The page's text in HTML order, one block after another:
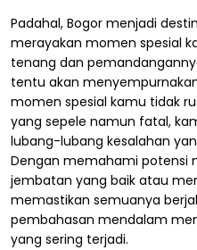
Padahal, Bogor menjadi
merayakan momen spesial
tenang dan
tentu akan
momen spesial kamu tidak
yang sepele namun fatal,
lubang-lubang kesalahan
Dengan memahami potensi
jembatan yang baik atau
memastikan semuanya
pembahasan mendalam
yang sering terjadi.